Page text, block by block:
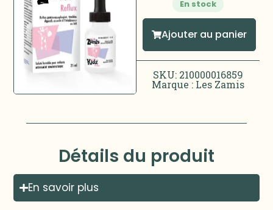
En stock
Ajouter au panier
SKU: 210000016859
Marque : Les Zamis
Détails du produit
En savoir plus